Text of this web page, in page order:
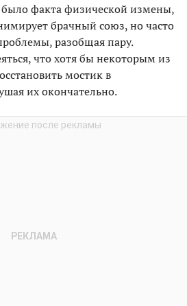
факта физической измены,
брачный союз, но часто
разобщая пару.
что хотя бы некоторым из
мостик в
их окончательно.